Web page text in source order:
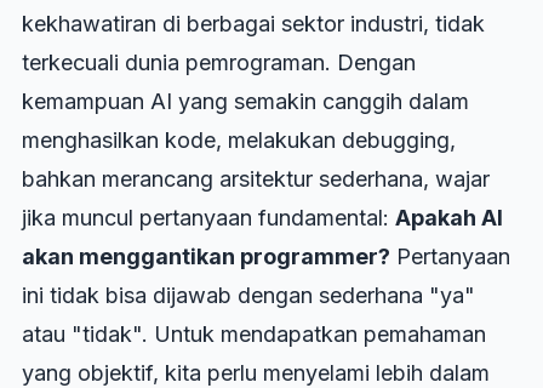
kekhawatiran di berbagai sektor industri, tidak
terkecuali dunia pemrograman. Dengan
kemampuan AI yang semakin canggih dalam
menghasilkan kode, melakukan debugging,
bahkan merancang arsitektur sederhana, wajar
jika muncul pertanyaan fundamental: Apakah AI
akan menggantikan programmer? Pertanyaan
ini tidak bisa dijawab dengan sederhana "ya"
atau "tidak". Untuk mendapatkan pemahaman
yang objektif, kita perlu menyelami lebih dalam